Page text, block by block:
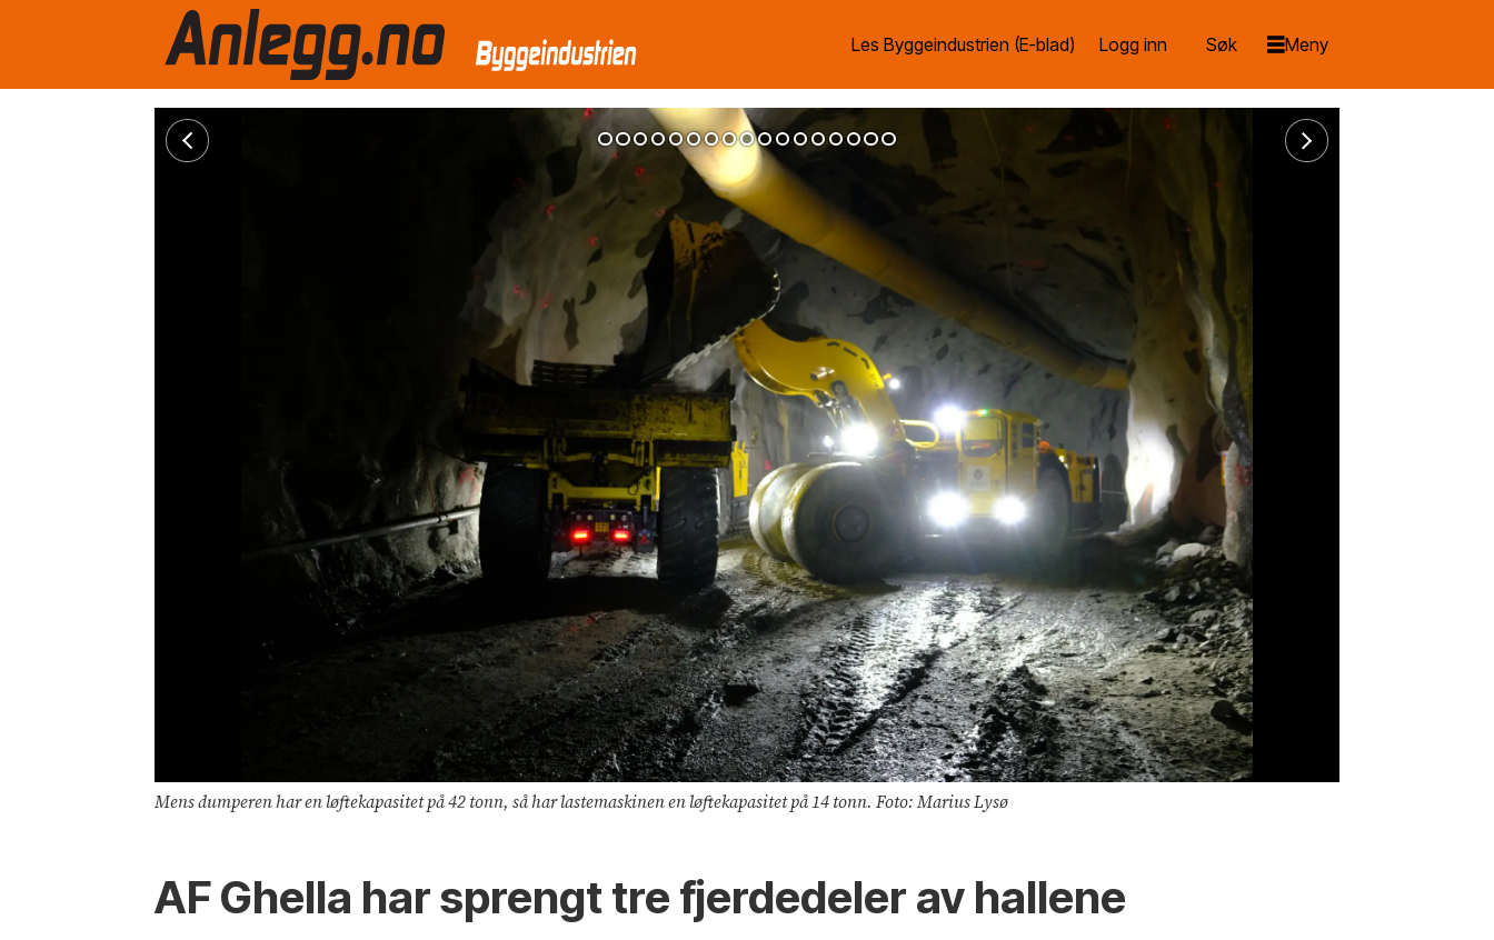
Les Byggeindustrien (E-blad) Logg inn
Mens dumperen har en løftekapasitet på 42 tonn, så har lastemaskinen en løftekapasitet på 14 tonn. Foto: Marius Lysø
AF Ghella har sprengt tre fjerdedeler av hallene